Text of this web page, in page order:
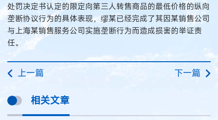
处罚决定书认定的限定向第三人转售商品的最低价格的纵向
垄断协议行为的具体表现，缪某已经完成了其因某销售公司
与上海某销售服务公司实施垄断行为而造成损害的举证责
任。
上一篇 下一篇
相关文章